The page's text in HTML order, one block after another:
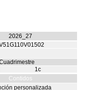
2026_27
1c
Contidos
personalizada